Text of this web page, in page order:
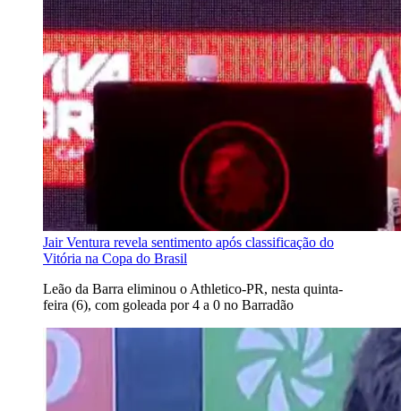
Jair Ventura revela sentimento após classificação do
Vitória na Copa do Brasil
Leão da Barra eliminou o Athletico-PR, nesta quinta-
feira (6), com goleada por 4 a 0 no Barradão